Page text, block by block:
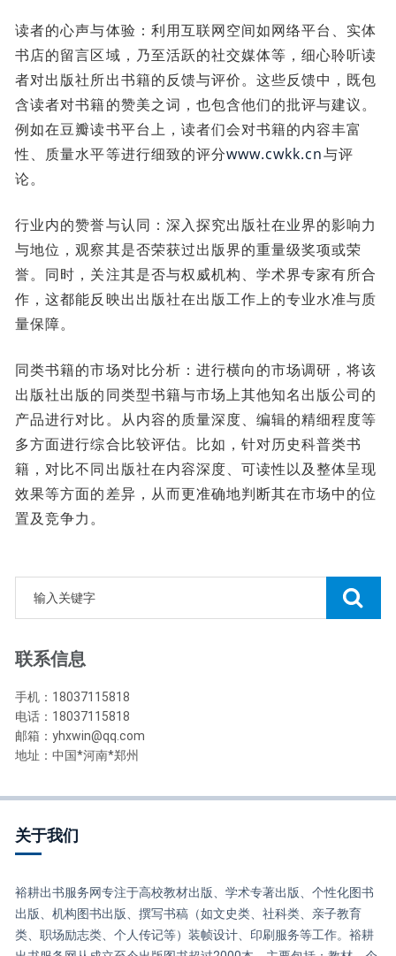
读者的心声与体验：利用互联网空间如网络平台、实体
书店的留言区域，乃至活跃的社交媒体等，细心聆听读
者对出版社所出书籍的反馈与评价。这些反馈中，既包
含读者对书籍的赞美之词，也包含他们的批评与建议。
例如在豆瓣读书平台上，读者们会对书籍的内容丰富
性、质量水平等进行细致的评分www.cwkk.cn与评
论。
行业内的赞誉与认同：深入探究出版社在业界的影响力
与地位，观察其是否荣获过出版界的重量级奖项或荣
誉。同时，关注其是否与权威机构、学术界专家有所合
作，这都能反映出出版社在出版工作上的专业水准与质
量保障。
同类书籍的市场对比分析：进行横向的市场调研，将该
出版社出版的同类型书籍与市场上其他知名出版公司的
产品进行对比。从内容的质量深度、编辑的精细程度等
多方面进行综合比较评估。比如，针对历史科普类书
籍，对比不同出版社在内容深度、可读性以及整体呈现
效果等方面的差异，从而更准确地判断其在市场中的位
置及竞争力。
联系信息
手机：18037115818
电话：18037115818
邮箱：yhxwin@qq.com
地址：中国*河南*郑州
关于我们
裕耕出书服务网专注于高校教材出版、学术专著出版、个性化图书
出版、机构图书出版、撰写书稿（如文史类、社科类、亲子教育
类、职场励志类、个人传记等）装帧设计、印刷服务等工作。裕耕